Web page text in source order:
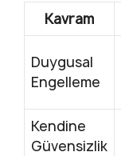
Kavram
Duygusal
Engelleme
Kendine
Güvensizlik